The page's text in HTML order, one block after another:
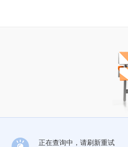
正在查询中，请刷新重试